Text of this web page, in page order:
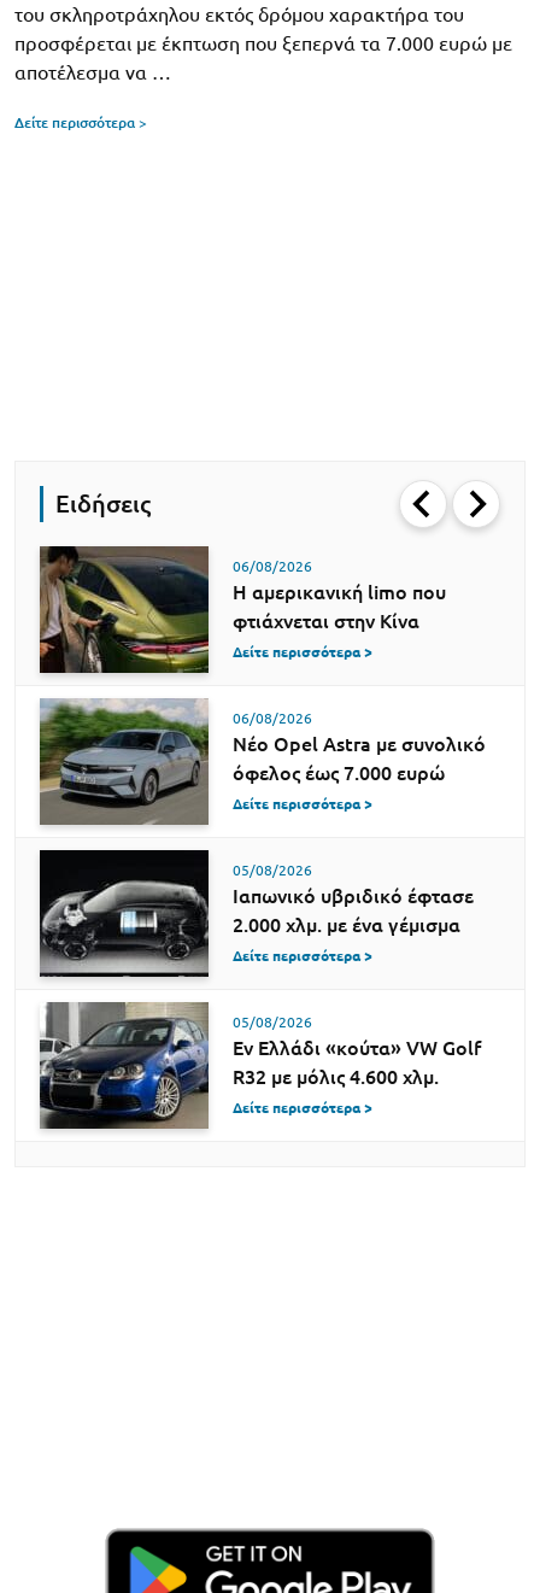
του σκληροτράχηλου εκτός δρόμου χαρακτήρα του
προσφέρεται με έκπτωση που ξεπερνά τα 7.000 ευρώ με
αποτέλεσμα να …
Δείτε περισσότερα >
Ειδήσεις
06/08/2026
Η αμερικανική limo που
φτιάχνεται στην Κίνα
Δείτε περισσότερα >
06/08/2026
Νέο Opel Astra με συνολικό
όφελος έως 7.000 ευρώ
Δείτε περισσότερα >
05/08/2026
Ιαπωνικό υβριδικό έφτασε
2.000 χλμ. με ένα γέμισμα
Δείτε περισσότερα >
05/08/2026
Εν Ελλάδι «κούτα» VW Golf
R32 με μόλις 4.600 χλμ.
Δείτε περισσότερα >